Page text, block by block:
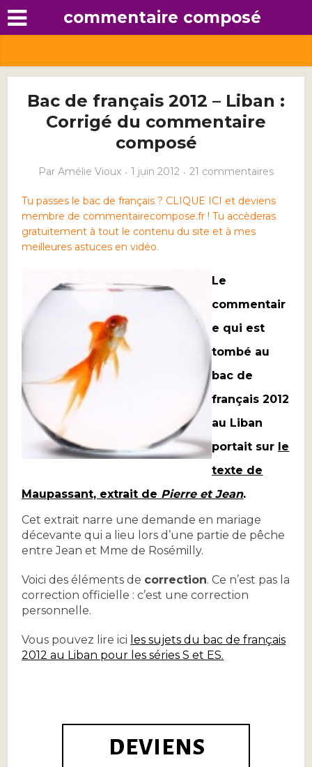
commentaire composé
Bac de français 2012 – Liban :
Corrigé du commentaire
composé
Par Amélie Vioux 1 juin 2012 21 commentaires
Tu passes le bac de français ? CLIQUE ICI et deviens
membre de commentairecompose.fr ! Tu accèderas
gratuitement à tout le contenu du site et à mes
meilleures astuces en vidéo.
Le
commentair
e qui est
tombé au
bac de
français 2012
au Liban
portait sur le
texte de
Maupassant, extrait de Pierre et Jean.
Cet extrait narre une demande en mariage
décevante qui a lieu lors d’une partie de pêche
entreJean et Mme de Rosémilly.
Voici des éléments de correction. Ce n’est pas la
correction officielle : c’est une correction
personnelle.
Vous pouvez lire ici les sujets du bac de français
2012 au Liban pour les séries S et ES.
DEVIENS